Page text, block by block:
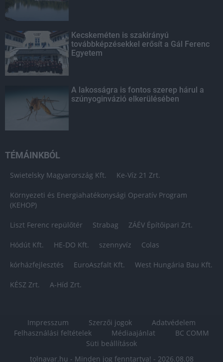
Kecskeméten is szakirányú
továbbképzésekkel erősít a Gál Ferenc
Egyetem
A lakosságra is fontos szerep hárul a
szúnyoginvázió elkerülésében
TÉMÁINKBÓL
Swietelsky Magyarország Kft. Ke-Víz 21 Zrt.
Környezeti és Energiahatékonysági Operatív Program
(KEHOP)
Liszt Ferenc repülőtér Strabag ZÁÉV Építőipari Zrt.
Hódút Kft. HE-DO Kft. szennyvíz Colas
kórházfejlesztés EuroAszfalt Kft. West Hungária Bau Kft.
KÉSZ Zrt. A-Híd Zrt.
Impresszum Szerzői jogok
Adatvédelem
Felhasználási feltételek
Médiaajánlat
BC COMM
Süti beállítások
tolnavar.hu - Minden jog fenntartva! - 2026.08.08